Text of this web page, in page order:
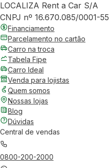
LOCALIZA Rent a Car S/A
CNPJ nº 16.670.085/0001-55
Financiamento
Parcelamento no cartão
Carro na troca
Tabela Fipe
Carro Ideal
Venda para lojistas
Quem somos
Nossas lojas
Blog
Dúvidas
Central de vendas
0800-200-2000